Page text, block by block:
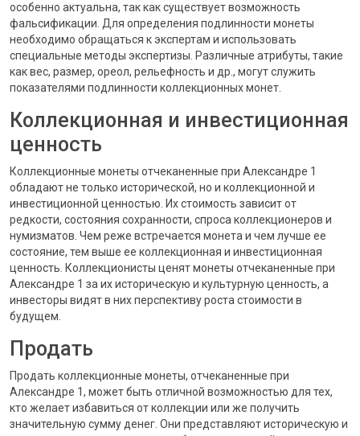
особенно актуальна, так как существует возможность
фальсификации. Для определения подлинности монеты
необходимо обращаться к экспертам и использовать
специальные методы экспертизы. Различные атрибуты, такие
как вес, размер, ореол, рельефность и др., могут служить
показателями подлинности коллекционных монет.
Коллекционная и инвестиционная
ценность
Коллекционные монеты отчеканенные при Александре 1
обладают не только исторической, но и коллекционной и
инвестиционной ценностью. Их стоимость зависит от
редкости, состояния сохранности, спроса коллекционеров и
нумизматов. Чем реже встречается монета и чем лучше ее
состояние, тем выше ее коллекционная и инвестиционная
ценность. Коллекционисты ценят монеты отчеканенные при
Александре 1 за их историческую и культурную ценность, а
инвесторы видят в них перспективу роста стоимости в
будущем.
Продать
Продать коллекционные монеты, отчеканенные при
Александре 1, может быть отличной возможностью для тех,
кто желает избавиться от коллекции или же получить
значительную сумму денег. Они представляют историческую и